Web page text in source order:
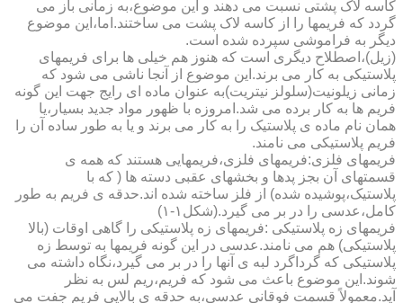
کاسه لاک پشتی نسبت می دهند و این موضوع،به زمانی باز می
گردد که فریمها را از کاسه لاک پشت می ساختند.اما،این موضوع
دیگر به فراموشی سپرده شده است.
(زیل)،اصطلاح دیگری است که هنوز هم خیلی ها برای فریمهای
پلاستیکی به کار می برند.این موضوع از آنجا ناشی می شود که
زمانی زیلونیت(سلولز نیتریت)به عنوان ماده ای رایج جهت این گونه
فریم ها به کار برده می شد.امروزه با ظهور مواد جدید بسیار،یا
همان نام ماده ی پلاستیک را به کار می برند و یا به طور ساده آن را
فریم پلاستیکی می نامند.
فریمهای فلزی:فریمهای فلزی،فریمهایی هستند که همه ی
قسمتهای آن بجز پدها و بخشهای عقبی دسته ها ( که با
پلاستیک،پوشیده شده) از فلز ساخته شده اند.حدقه ی فریم به طور
کامل،عدسی را در بر می گیرد.(شکل۱-۱)
فریمهای زه پلاستیکی :فریمهای زه پلاستیکی را گاهی اوقات (بالا
پلاستیکی) هم می نامند.عدسی در این گونه فریمها به توسط زه
پلاستیکی که گرداگرد لبه ی آنها را در بر می گیرد،نگاه داشته می
شوند.این موضوع باعث می شود که فریم،ریم لس به نظر
آید.معمولاً قسمت فوقانی عدسی،به حدقه ی بالایی فریم جفت می